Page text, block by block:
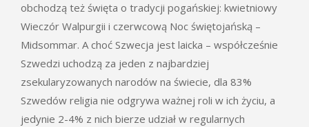
obchodzą też święta o tradycji pogańskiej: kwietniowy
Wieczór Walpurgii i czerwcową Noc świętojańską –
Midsommar. A choć Szwecja jest laicka – współcześnie
Szwedzi uchodzą za jeden z najbardziej
zsekularyzowanych narodów na świecie, dla 83%
Szwedów religia nie odgrywa ważnej roli w ich życiu, a
jedynie 2-4% z nich bierze udział w regularnych